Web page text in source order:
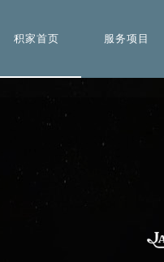
积家首页 服务项目